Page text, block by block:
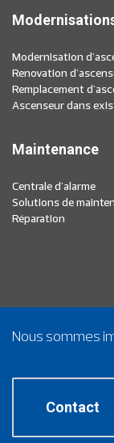
Modernisation
Renovation
Remplacement
Ascenseur dans
Maintenance
Centrale d'alarme
Solutions de
Réparation
Nous sommes
Contact